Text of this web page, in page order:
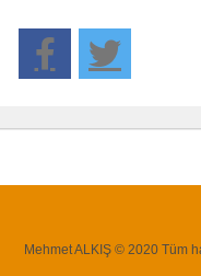
Mehmet ALKIŞ © 2020 Tüm